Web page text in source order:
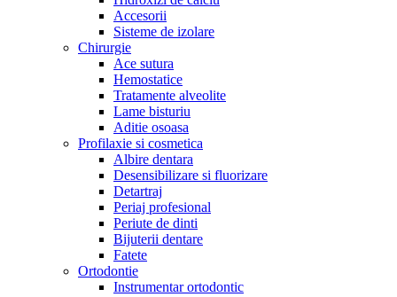
Accesorii
Sisteme de izolare
Chirurgie
Ace sutura
Hemostatice
Tratamente alveolite
Lame bisturiu
Aditie osoasa
Profilaxie si cosmetica
Albire dentara
Desensibilizare si fluorizare
Detartraj
Periaj profesional
Periute de dinti
Bijuterii dentare
Fatete
Ortodontie
Instrumentar ortodontic